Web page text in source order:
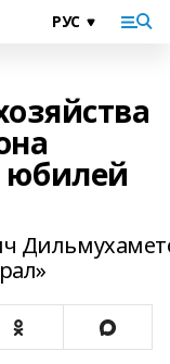
юбилей